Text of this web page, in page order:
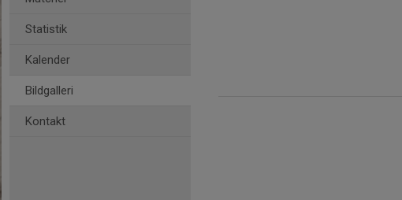
Statistik
Kalender
Bildgalleri
Kontakt